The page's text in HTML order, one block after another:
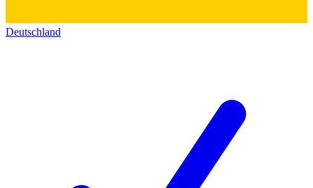
Deutschland